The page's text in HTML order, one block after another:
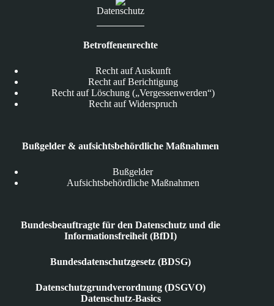
Datenschutz
Betroffenenrechte
Recht auf Auskunft
Recht auf Berichtigung
Recht auf Löschung („Vergessenwerden“)
Recht auf Widerspruch
Bußgelder & aufsichtsbehördliche Maßnahmen
Bußgelder
Aufsichtsbehördliche Maßnahmen
Bundesbeauftragte für den Datenschutz und die
Informationsfreiheit (BfDI)
Bundesdatenschutzgesetz (BDSG)
Datenschutzgrundverordnung (DSGVO)
Datenschutz-Basics